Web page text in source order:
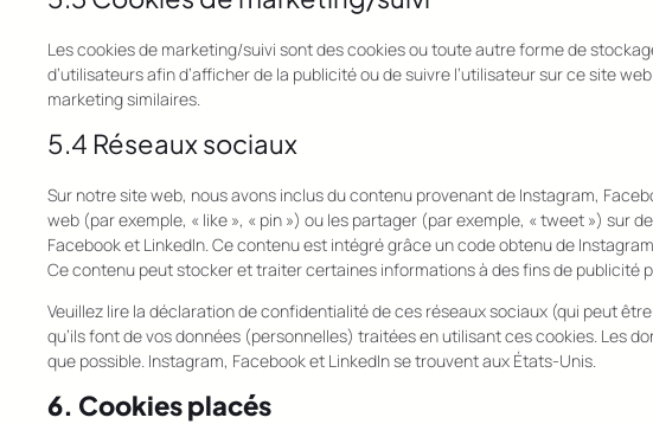
Les cookies de marketing/suivi sont des cookies ou toute autre forme de
d’utilisateurs afin d’afficher de la publicité ou de suivre l’utilisateur sur ce site
marketing similaires.
5.4 Réseaux sociaux
Sur notre site web, nous avons inclus du contenu provenant de Instagram,
web (par exemple, « like », « pin ») ou les partager (par exemple, « tweet ») sur
Facebook et LinkedIn. Ce contenu est intégré grâce un code obtenu de
Ce contenu peut stocker et traiter certaines informations à des fins de publicité
Veuillez lire la déclaration de confidentialité de ces réseaux sociaux (qui peut
qu’ils font de vos données (personnelles) traitées en utilisant ces cookies. Les
que possible. Instagram, Facebook et LinkedIn se trouvent aux États-Unis.
6. Cookies placés